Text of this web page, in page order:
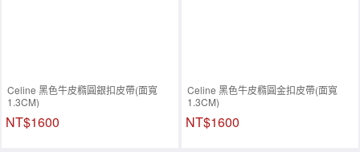
Celine 黑色牛皮橢圓銀扣皮帶(面寬
1.3CM)
NT$1600
Celine 黑色牛皮橢圓金扣皮帶(面寬
1.3CM)
NT$1600